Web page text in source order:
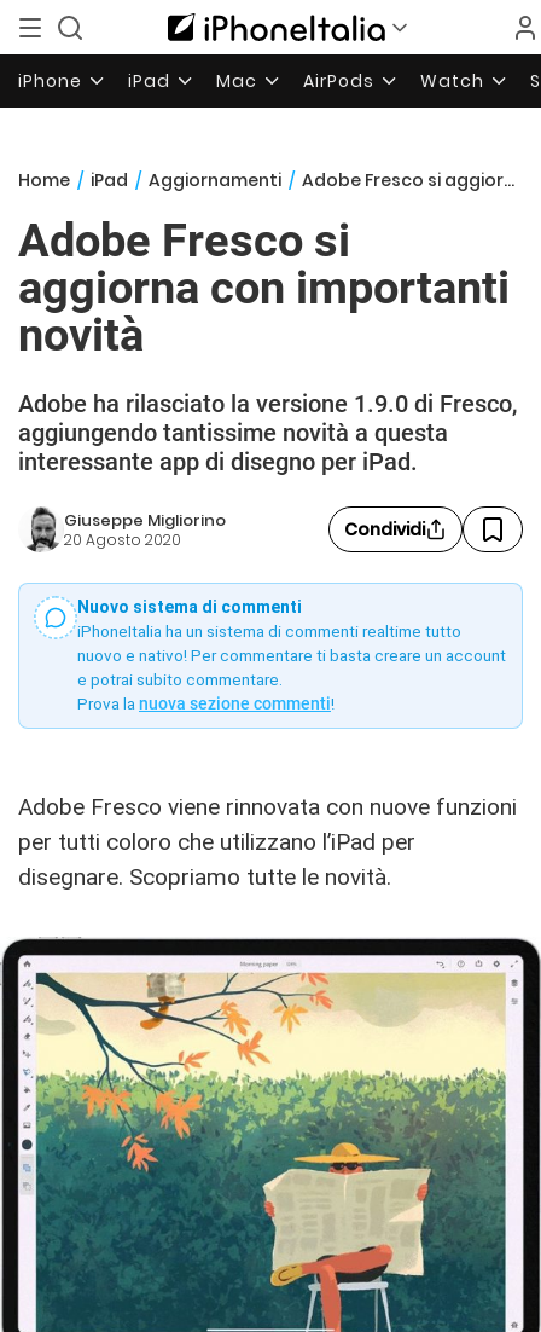
iPhone iPad Mac AirPods Watch
Home / iPad / Aggiornamenti / Adobe Fresco si aggiorna con importanti novità
Adobe Fresco si
aggiorna con importanti
novità
Adobe ha rilasciato la versione 1.9.0 di Fresco,
aggiungendo tantissime novità a questa
interessante app di disegno per iPad.
Giuseppe Migliorino
20 Agosto 2020 Condividi
Nuovo sistema di commenti
iPhoneItalia ha un sistema di commenti realtime tutto
nuovo e nativo! Per commentare ti basta creare un account
e potrai subito commentare.
Prova la nuova sezione commenti!
Adobe Fresco viene rinnovata con nuove funzioni
per tutti coloro che utilizzano l’iPad per
disegnare. Scopriamo tutte le novità.